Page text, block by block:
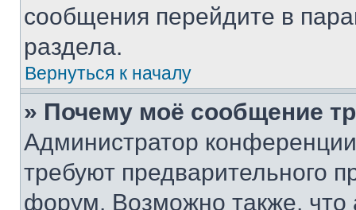
сообщения перейдите в
раздела.
Вернуться к началу
» Почему моё сообщение
Администратор
требуют предварительного
форум. Возможно также, что